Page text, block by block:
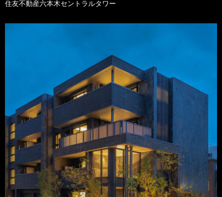
住友不動産六本木セントラルタワー